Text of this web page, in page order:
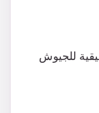
للجيوش